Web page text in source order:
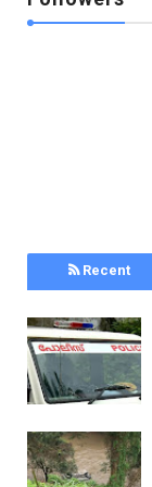
Recent